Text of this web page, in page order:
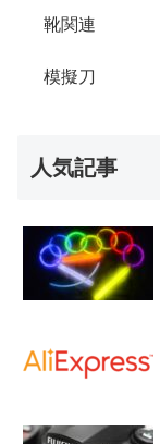
靴関連
模擬刀
人気記事